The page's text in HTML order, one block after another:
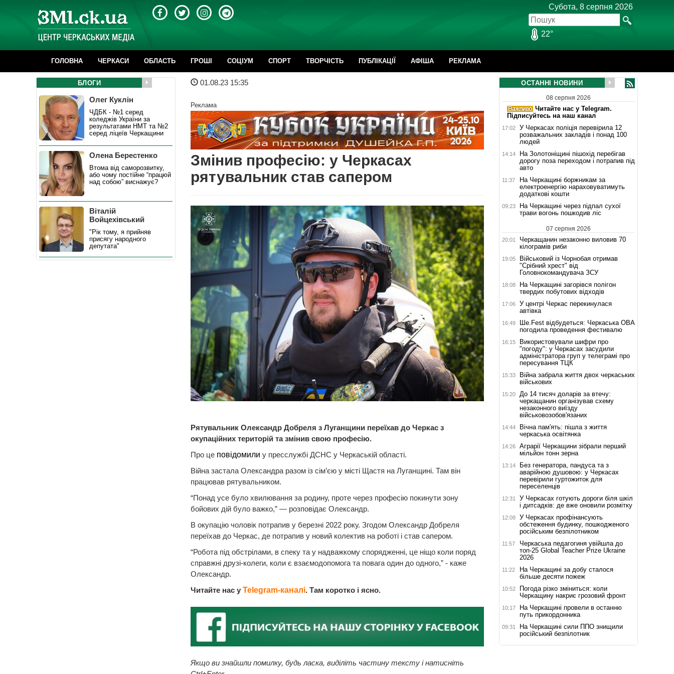
Субота, 8 серпня 2026
22°
ГОЛОВНА ЧЕРКАСИ ОБЛАСТЬ ГРОШІ CОЦІУМ СПОРТ ТВОРЧІСТЬ ПУБЛІКАЦІЇ АФІША РЕКЛАМА
01.08.23 15:35
Реклама
Змінив професію: у Черкасах
рятувальник став сапером
Рятувальник Олександр Добреля з Луганщини переїхав до Черкас з
окупаційних територій та змінив свою професію.
Про це повідомили у пресслужбі ДСНС у Черкаській області.
Війна застала Олександра разом із сім’єю у місті Щастя на Луганщині. Там він
працював рятувальником.
“Понад усе було хвилювання за родину, проте через професію покинути зону
бойових дій було важко,” — розповідає Олександр.
В окупацію чоловік потрапив у березні 2022 року. Згодом Олександр Добреля
переїхав до Черкас, де потрапив у новий колектив на роботі і став сапером.
“Робота під обстрілами, в спеку та у надважкому спорядженні, це ніщо коли поряд
справжні друзі-колеги, коли є взаємодопомога та повага один до одного,” - каже
Олександр.
Читайте нас у Telegram-каналі. Там коротко і ясно.
Якщо ви знайшли помилку, будь ласка, виділіть частину тексту і натисніть
БЛОГИ
Олег Куклін
ЧДБК - №1 серед
коледжів України за
результатами НМТ та №2
серед ліцеїв Черкащини
Олена Берестенко
Втома від саморозвитку,
або чому постійне “працюй
над собою” виснажує?
Віталій
Войцехівський
"Рік тому, я прийняв
присягу народного
депутата"
ОСТАННІ НОВИНИ
08 серпня 2026
Читайте нас у Telegram.
Підписуйтесь на наш канал
17:02
У Черкасах поліція перевірила 12
розважальних закладів і понад 100
людей
14:14
На Золотоніщині пішохід перебігав
дорогу поза переходом і потрапив під
авто
11:37
На Черкащині боржникам за
електроенергію нараховуватимуть
додаткові кошти
09:23
На Черкащині через підпал сухої
трави вогонь пошкодив ліс
07 серпня 2026
20:01
Черкащанин незаконно виловив 70
кілограмів риби
19:05
Військовий із Чорнобая отримав
"Срібний хрест" від
Головнокомандувача ЗСУ
18:08
На Черкащині загорівся полігон
твердих побутових відходів
17:06
У центрі Черкас перекинулася
автівка
16:49
Ше.Fest відбудеться: Черкаська ОВА
погодила проведення фестивалю
16:15
Використовували шифри про
"погоду": у Черкасах засудили
адміністратора груп у телеграмі про
пересування ТЦК
15:33
Війна забрала життя двох черкаських
військових
15:20
До 14 тисяч доларів за втечу:
черкащанин організував схему
незаконного виїзду
військовозобов'язаних
14:44
Вічна пам'ять: пішла з життя
черкаська освітянка
14:26
Аграрії Черкащини зібрали перший
мільйон тонн зерна
13:14
Без генератора, пандуса та з
аварійною душовою: у Черкасах
перевірили гуртожиток для
переселенців
12:31
У Черкасах готують дороги біля шкіл
і дитсадків: де вже оновили розмітку
12:08
У Черкасах профінансують
обстеження будинку, пошкодженого
російським безпілотником
11:57
Черкаська педагогиня увійшла до
топ-25 Global Teacher Prize Ukraine
2026
11:22
На Черкащині за добу сталося
більше десяти пожеж
10:52
Погода різко зміниться: коли
Черкащину накриє грозовий фронт
10:17
На Черкащині провели в останню
путь прикордонника
09:31
На Черкащині сили ППО знищили
російський безпілотник